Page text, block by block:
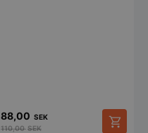
88,00 SEK
110,00SEK